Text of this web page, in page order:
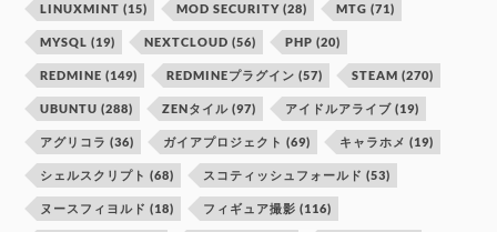
LINUXMINT (15) MOD SECURITY (28) MTG (71)
MYSQL (19) NEXTCLOUD (56) PHP (20)
REDMINE (149) REDMINEプラグイン (57) STEAM (270)
UBUNTU (288) ZENタイル (97) アイドルアライブ (19)
アグリコラ (36) ガイアプロジェクト (69) キャラホメ (19)
シェルスクリプト (68) スコティッシュフォールド (53)
ヌースフィヨルド (18) フィギュア撮影 (116)